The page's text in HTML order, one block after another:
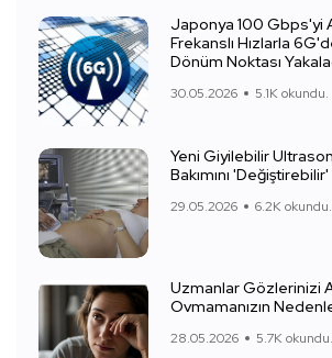
Japonya 100 Gbps'yi
Frekanslı Hızlarla
Dönüm Noktası
30.05.2026 5.1K okundu.
Yeni Giyilebilir
Bakımını 'Değiştirebilir'
29.05.2026 6.2K okundu.
Uzmanlar Gözlerinizi
Ovmamanızın
28.05.2026 5.7K okundu.